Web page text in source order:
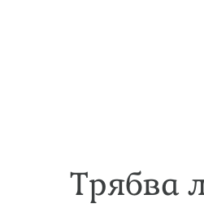
Трябва